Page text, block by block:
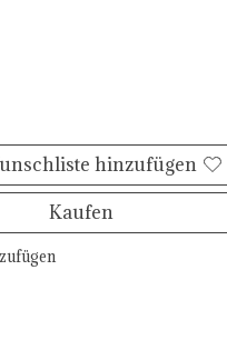
hinzufügen
Kaufen